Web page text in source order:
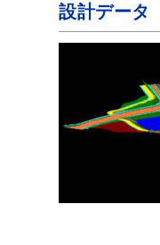
設計データ